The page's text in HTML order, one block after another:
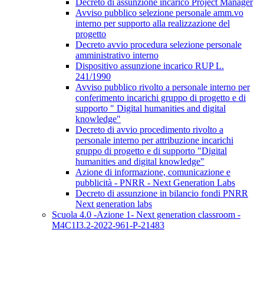
Decreto di assunzione incarico Project Manager
Avviso pubblico selezione personale amm.vo
interno per supporto alla realizzazione del
progetto
Decreto avvio procedura selezione personale
amministrativo interno
Dispositivo assunzione incarico RUP L.
241/1990
Avviso pubblico rivolto a personale interno per
conferimento incarichi gruppo di progetto e di
supporto " Digital humanities and digital
knowledge"
Decreto di avvio procedimento rivolto a
personale interno per attribuzione incarichi
gruppo di progetto e di supporto "Digital
humanities and digital knowledge"
Azione di informazione, comunicazione e
pubblicità - PNRR - Next Generation Labs
Decreto di assunzione in bilancio fondi PNRR
Next generation labs
Scuola 4.0 -Azione 1- Next generation classroom -
M4C1I3.2-2022-961-P-21483